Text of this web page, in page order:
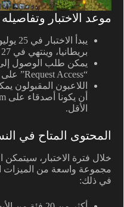
موعد الاختبار وتفاصيله
بريطانيا، وينتهي في 27 يوليو.
يمكن طلب الوصول إلى
“Request Access” على صفحة اللعبة في Steam.
اللاعبون المقبولون
الأقل.
المحتوى المتاح في
خلال فترة الاختبار، سيتمكن
مجموعة واسعة من الميزات
في ذلك: